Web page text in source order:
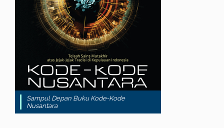
Sampul Depan Buku Kode-Kode
Nusantara